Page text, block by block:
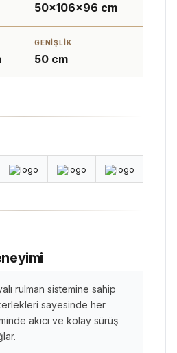
50×106×96 cm
GENIŞLIK
50 cm
rulman sistemine sahip
sayesinde her
akıcı ve kolay sürüş